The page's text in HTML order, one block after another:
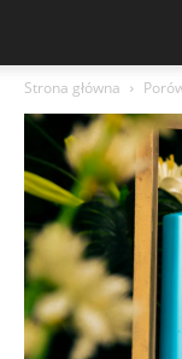
Strona główna